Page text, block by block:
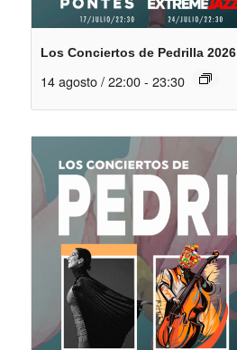
Los Conciertos de Pedrilla 2026
14 agosto / 22:00 - 23:30